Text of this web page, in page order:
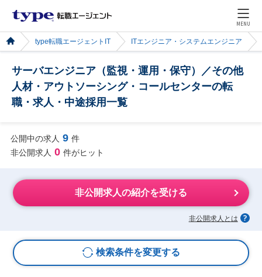
MENU
type転職エージェントIT ITエンジニア・システムエンジニア
サーバエンジニア（監視・運用・保守）／その他
人材・アウトソーシング・コールセンターの転
職・求人・中途採用一覧
公開中の求人 9 件
非公開求人 0 件がヒット
非公開求人の紹介を受ける
非公開求人とは
検索条件を変更する